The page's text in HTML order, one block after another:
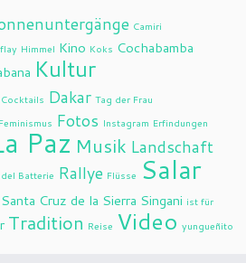
Camiri
Himmel Kino Koks Cochabamba
Kultur
Cocktails Dakar Tag der Frau
Feminismus Fotos Instagram Erfindungen
Paz Musik Landschaft
Batterie Rallye Flüsse Salar
Santa Cruz de la Sierra Singani ist für
Tradition Reise Video yungueñito